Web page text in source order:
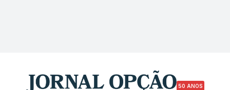
50 ANOS